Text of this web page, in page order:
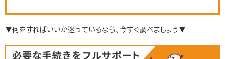
▼何をすればいいか迷っているなら、今すぐ調べましょう▼